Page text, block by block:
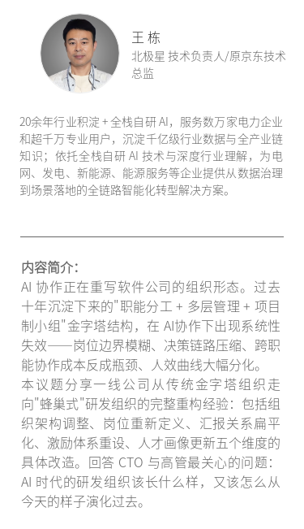
内容简介：
AI 协作正在重写软件公司的组织形态。过去
十年沉淀下来的"职能分工 + 多层管理 + 项目
制小组"金字塔结构，在 AI协作下出现系统性
失效——岗位边界模糊、决策链路压缩、跨职
能协作成本反成瓶颈、人效曲线大幅分化。
本议题分享一线公司从传统金字塔组织走
向"蜂巢式"研发组织的完整重构经验：包括组
织架构调整、岗位重新定义、汇报关系扁平
化、激励体系重设、人才画像更新五个维度的
具体改造。回答 CTO 与高管最关心的问题：
AI 时代的研发组织该长什么样，又该怎么从
今天的样子演化过去。
王 栋
北极星 技术负责人/原京东技术
总监
20余年行业积淀 + 全栈自研 AI，服务数万家电力企业
和超千万专业用户，沉淀千亿级行业数据与全产业链
知识；依托全栈自研 AI 技术与深度行业理解，为电
网、发电、新能源、能源服务等企业提供从数据治理
到场景落地的全链路智能化转型解决方案。